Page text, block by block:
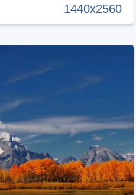
1440x2560